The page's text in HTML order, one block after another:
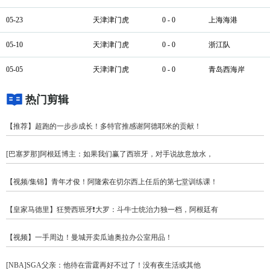
05-23 天津津门虎 0 - 0 上海海港
05-10 天津津门虎 0 - 0 浙江队
05-05 天津津门虎 0 - 0 青岛西海岸
热门剪辑
【推荐】超跑的一步步成长！多特官推感谢阿德耶米的贡献！
[巴塞罗那]阿根廷博主：如果我们赢了西班牙，对手说故意放水，
【视频/集锦】青年才俊！阿隆索在切尔西上任后的第七堂训练课！
【皇家马德里】狂赞西班牙❗大罗：斗牛士统治力独一档，阿根廷有
【视频】一手周边！曼城开卖瓜迪奥拉办公室用品！
[NBA]SGA父亲：他待在雷霆再好不过了！没有夜生活或其他